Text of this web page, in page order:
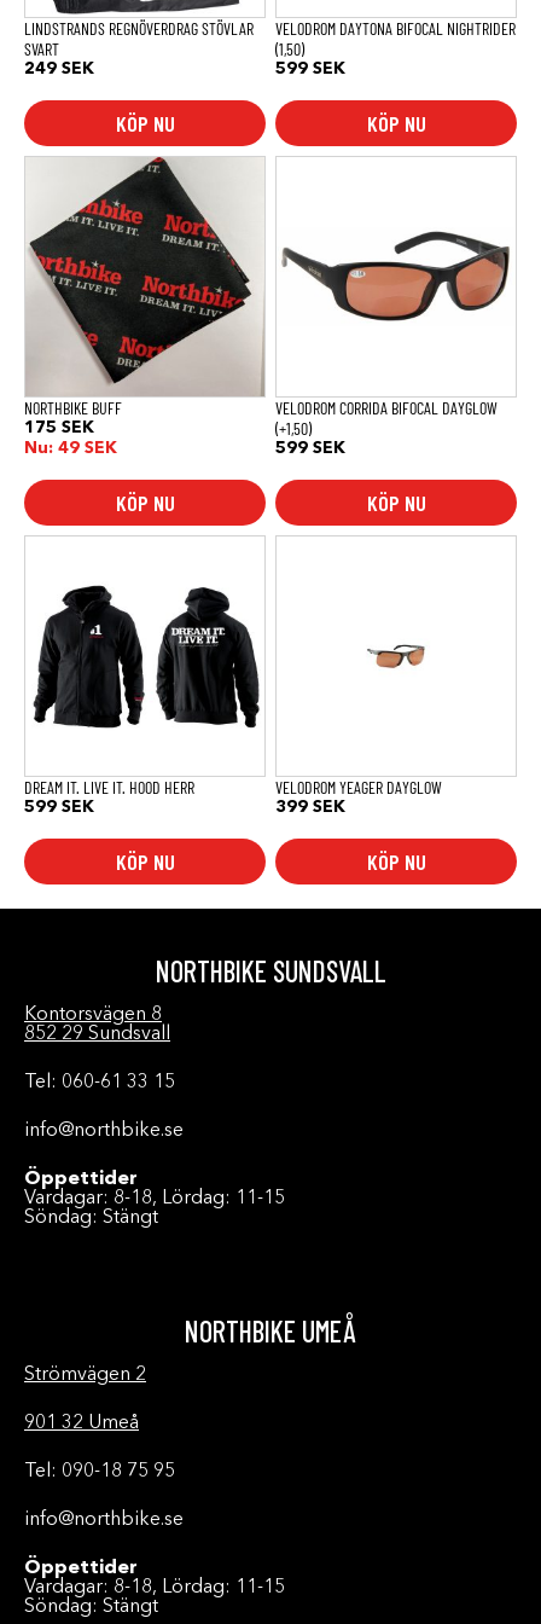
LINDSTRANDS REGNÖVERDRAG STÖVLAR
SVART
249 SEK
KÖP NU
produktsidan
VELODROM DAYTONA BIFOCAL NIGHTRIDER
(1,50)
599 SEK
KÖP NU
NORTHBIKE BUFF
175 SEK
Nu: 49 SEK
KÖP NU
VELODROM CORRIDA BIFOCAL DAYGLOW
(+1,50)
599 SEK
KÖP NU
DREAM IT. LIVE IT. HOOD HERR
599 SEK
KÖP NU
produkten
flera
varianter.
De
olika
alternativen
kan
produktsidan
VELODROM YEAGER DAYGLOW
399 SEK
KÖP NU
NORTHBIKE SUNDSVALL
Kontorsvägen 8
852 29 Sundsvall
Tel: 060-61 33 15
info@northbike.se
Öppettider
Vardagar: 8-18, Lördag: 11-15
Söndag: Stängt
NORTHBIKE UMEÅ
Strömvägen 2
901 32 Umeå
Tel: 090-18 75 95
info@northbike.se
Öppettider
Vardagar: 8-18, Lördag: 11-15
Söndag: Stängt